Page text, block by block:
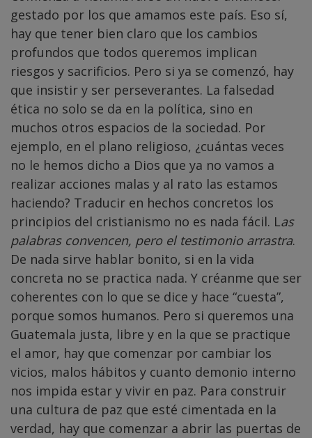
gestado por los que amamos este país. Eso sí,
hay que tener bien claro que los cambios
profundos que todos queremos implican
riesgos y sacrificios. Pero si ya se comenzó, hay
que insistir y ser perseverantes. La falsedad
ética no solo se da en la política, sino en
muchos otros espacios de la sociedad. Por
ejemplo, en el plano religioso, ¿cuántas veces
no le hemos dicho a Dios que ya no vamos a
realizar acciones malas y al rato las estamos
haciendo? Traducir en hechos concretos los
principios del cristianismo no es nada fácil. Las
palabras convencen, pero el testimonio arrastra.
De nada sirve hablar bonito, si en la vida
concreta no se practica nada. Y créanme que ser
coherentes con lo que se dice y hace “cuesta”,
porque somos humanos. Pero si queremos una
Guatemala justa, libre y en la que se practique
el amor, hay que comenzar por cambiar los
vicios, malos hábitos y cuanto demonio interno
nos impida estar y vivir en paz. Para construir
una cultura de paz que esté cimentada en la
verdad, hay que comenzar a abrir las puertas de